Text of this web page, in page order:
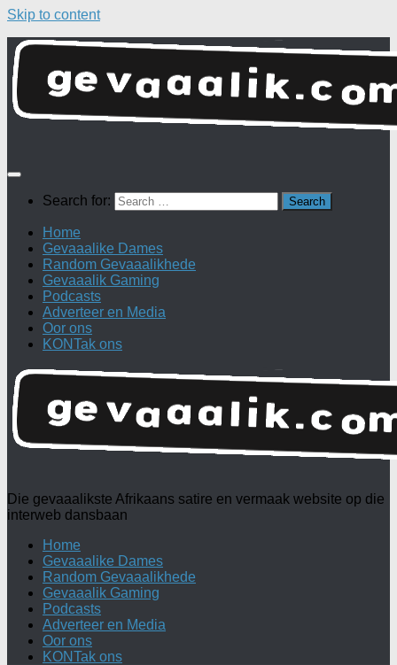
Skip to content
Search for:
Home
Gevaaalike Dames
Random Gevaaalikhede
Gevaaalik Gaming
Podcasts
Adverteer en Media
Oor ons
KONTak ons
Die gevaaalikste Afrikaans satire en vermaak website op die
interweb dansbaan
Home
Gevaaalike Dames
Random Gevaaalikhede
Gevaaalik Gaming
Podcasts
Adverteer en Media
Oor ons
KONTak ons